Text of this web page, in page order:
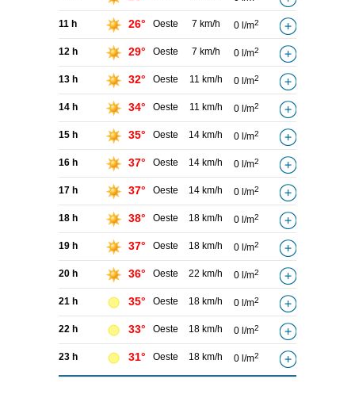
11 h 26° Oeste 7 km/h 0 l/m2
12 h 29° Oeste 7 km/h 0 l/m2
13 h 32° Oeste 11 km/h 0 l/m2
14 h 34° Oeste 11 km/h 0 l/m2
15 h 35° Oeste 14 km/h 0 l/m2
16 h 37° Oeste 14 km/h 0 l/m2
17 h 37° Oeste 14 km/h 0 l/m2
18 h 38° Oeste 18 km/h 0 l/m2
19 h 37° Oeste 18 km/h 0 l/m2
20 h 36° Oeste 22 km/h 0 l/m2
21 h 35° Oeste 18 km/h 0 l/m2
22 h 33° Oeste 18 km/h 0 l/m2
23 h 31° Oeste 18 km/h 0 l/m2